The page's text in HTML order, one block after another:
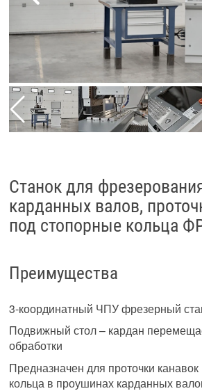
Станок для
карданных валов,
под стопорные кольца
Преимущества
3-координатный ЧПУ фрезерный
Подвижный стол – кардан
обработки
Предназначен для проточки
кольца в проушинах карданных